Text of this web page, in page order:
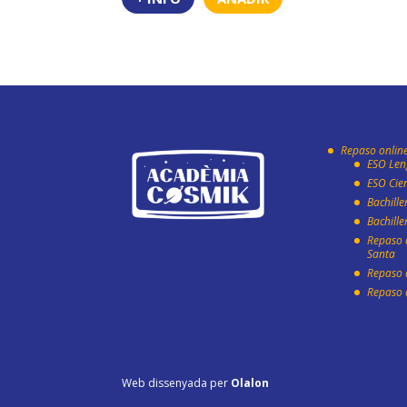
Repaso
ESO
ESO
Repaso
Santa
Repaso
Web dissenyada per Olalon